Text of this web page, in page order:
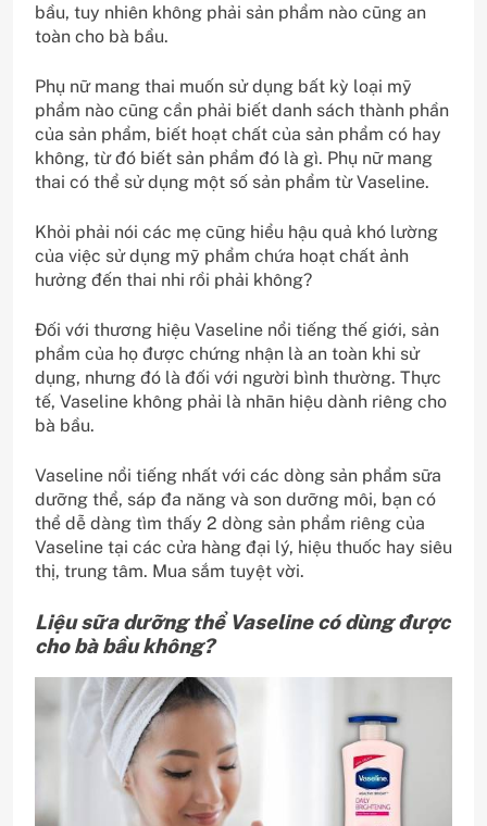
bầu, tuy nhiên không phải sản phẩm nào cũng an
toàn cho bà bầu.
Phụ nữ mang thai muốn sử dụng bất kỳ loại mỹ
phẩm nào cũng cần phải biết danh sách thành phần
của sản phẩm, biết hoạt chất của sản phẩm có hay
không, từ đó biết sản phẩm đó là gì. Phụ nữ mang
thai có thể sử dụng một số sản phẩm từ Vaseline.
Khỏi phải nói các mẹ cũng hiểu hậu quả khó lường
của việc sử dụng mỹ phẩm chứa hoạt chất ảnh
hưởng đến thai nhi rồi phải không?
Đối với thương hiệu Vaseline nổi tiếng thế giới, sản
phẩm của họ được chứng nhận là an toàn khi sử
dụng, nhưng đó là đối với người bình thường. Thực
tế, Vaseline không phải là nhãn hiệu dành riêng cho
bà bầu.
Vaseline nổi tiếng nhất với các dòng sản phẩm sữa
dưỡng thể, sáp đa năng và son dưỡng môi, bạn có
thể dễ dàng tìm thấy 2 dòng sản phẩm riêng của
Vaseline tại các cửa hàng đại lý, hiệu thuốc hay siêu
thị, trung tâm. Mua sắm tuyệt vời.
Liệu sữa dưỡng thể Vaseline có dùng được
cho bà bầu không?